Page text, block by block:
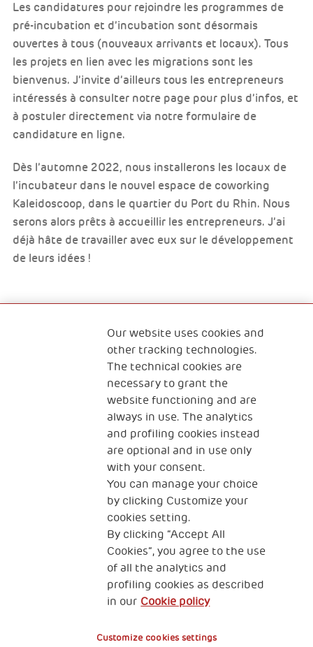
Les candidatures pour rejoindre les programmes de
pré-incubation et d’incubation sont désormais
ouvertes à tous (nouveaux arrivants et locaux). Tous
les projets en lien avec les migrations sont les
bienvenus. J’invite d’ailleurs tous les entrepreneurs
intéressés à consulter notre page pour plus d’infos, et
à postuler directement via notre formulaire de
candidature en ligne.
Dès l’automne 2022, nous installerons les locaux de
l’incubateur dans le nouvel espace de coworking
Kaleidoscoop, dans le quartier du Port du Rhin. Nous
serons alors prêts à accueillir les entrepreneurs. J’ai
déjà hâte de travailler avec eux sur le développement
de leurs idées !
Qui sommes-nous ? Nous contacter
Programme Famille Programme Réfugiés
The Human Safety Net FRANCE
NOUS CONTACTER
89 RUE TAITBOUT 75009 PARIS
Our website uses cookies and
other tracking technologies.
The technical cookies are
necessary to grant the
website functioning and are
always in use. The analytics
and profiling cookies instead
are optional and in use only
with your consent.
You can manage your choice
by clicking Customize your
cookies setting.
By clicking “Accept All
Cookies”, you agree to the use
of all the analytics and
profiling cookies as described
in our Cookie policy
Customize cookies settings